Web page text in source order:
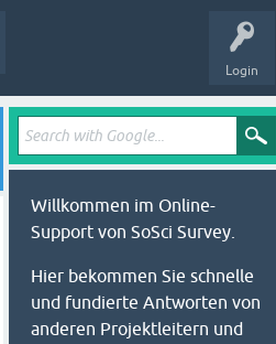
Login
Willkommen im Online-
Support von SoSci Survey.
Hier bekommen Sie schnelle
und fundierte Antworten von
anderen Projektleitern und